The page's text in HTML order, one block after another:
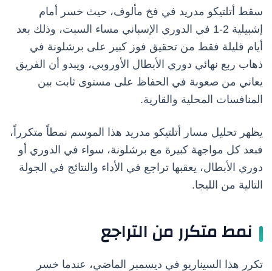
سقط أتلتيكو مدريد في فخ مألوف، حيث خسر أمام
إشبيلية 2-1 في الدوري الإسباني مساء السبت، وذلك بعد
أيام قليلة فقط من تحقيق فوز كبير على برشلونة في
ذهاب ربع نهائي دوري الأبطال الأوروبي، ويبدو أن الفريق
يعاني من صعوبة في الحفاظ على مستوى ثابت بين
المنافسات المحلية والقارية.
يظهر تحليل مسار أتلتيكو مدريد هذا الموسم نمطاً متكرراً،
فبعد كل مواجهة كبيرة مع برشلونة، سواء في الدوري أو
دوري الأبطال، يعقبها تراجع في الأداء والنتائج في الجولة
التالية من الليجا.
نمط متكرر من التراجع
تكرر هذا السيناريو في ديسمبر الماضي، عندما خسر